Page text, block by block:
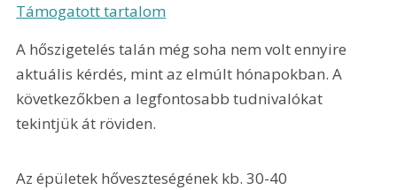
Támogatott tartalom
A hőszigetelés talán még soha nem volt ennyire
aktuális kérdés, mint az elmúlt hónapokban. A
következőkben a legfontosabb tudnivalókat
tekintjük át röviden.
Az épületek hőveszteségének kb. 30-40